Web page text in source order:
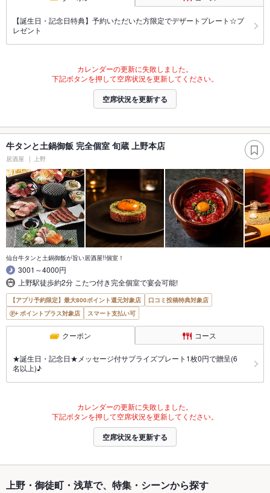
【誕生日・記念日特典】予約いただいた方限定でデザートプレート☆プ
レゼント
カレンダーの更新に失敗しました。
下記ボタンを押して空席状況を更新してください。
空席状況を更新する
牛タンと土鍋御飯 完全個室 旬蔵 上野本店
居酒屋 上野
仙台牛タンと土鍋御飯が旨い居酒屋!!個室！
3001～4000円
上野駅徒歩約2分 こたつ付き完全個室で宴会可能!
【アプリ予約限定】最大800ポイント還元対象店
口コミ投稿特典対象店
ポイントプラス対象店
スマート支払い可
クーポン コース
★誕生日・記念日★メッセージ付サプライズプレート1枚0円で贈呈(6
名以上)♪
カレンダーの更新に失敗しました。
下記ボタンを押して空席状況を更新してください。
空席状況を更新する
上野・御徒町・浅草で、特集・シーンから探す